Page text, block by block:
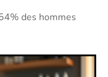
des hommes